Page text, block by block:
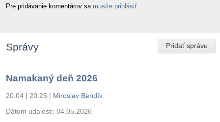
Pre pridávanie komentárov sa musíte prihlásiť
Pridať správu
Správy
Namakaný deň 2026
20.04 | 20:25 | Miroslav Bendík
Dátum udalosti: 04.05.2026